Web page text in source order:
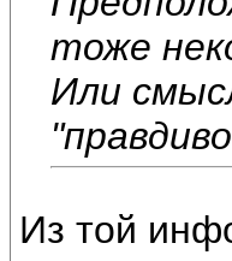
тоже
Или
Из той